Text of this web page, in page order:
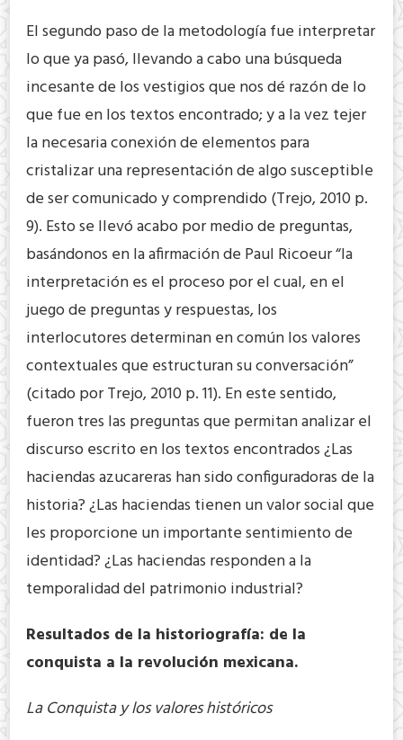
El segundo paso de la metodología fue interpretar
lo que ya pasó, llevando a cabo una búsqueda
incesante de los vestigios que nos dé razón de lo
que fue en los textos encontrado; y a la vez tejer
la necesaria conexión de elementos para
cristalizar una representación de algo susceptible
de ser comunicado y comprendido (Trejo, 2010 p.
9). Esto se llevó acabo por medio de preguntas,
basándonos en la afirmación de Paul Ricoeur “la
interpretación es el proceso por el cual, en el
juego de preguntas y respuestas, los
interlocutores determinan en común los valores
contextuales que estructuran su conversación”
(citado por Trejo, 2010 p. 11). En este sentido,
fueron tres las preguntas que permitan analizar el
discurso escrito en los textos encontrados ¿Las
haciendas azucareras han sido configuradoras de la
historia? ¿Las haciendas tienen un valor social que
les proporcione un importante sentimiento de
identidad? ¿Las haciendas responden a la
temporalidad del patrimonio industrial?
Resultados de la historiografía: de la
conquista a la revolución mexicana.
La Conquista y los valores históricos